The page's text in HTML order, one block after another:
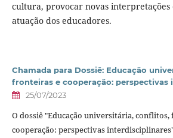
cultura, provocar novas interpretações
atuação dos educadores.
Chamada para Dossiê: Educação
fronteiras e cooperação: perspectivas
25/07/2023
O dossiê "Educação universitária,
cooperação: perspectivas